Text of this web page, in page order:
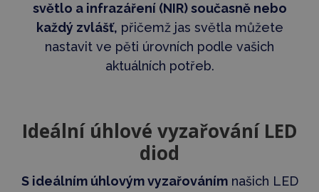
světlo a infrazáření (NIR) současně nebo
každý zvlášť, přičemž jas světla můžete
nastavit ve pěti úrovních podle vašich
aktuálních potřeb.
Ideální úhlové vyzařování LED
diod
S ideálním úhlovým vyzařovánímnašich LED